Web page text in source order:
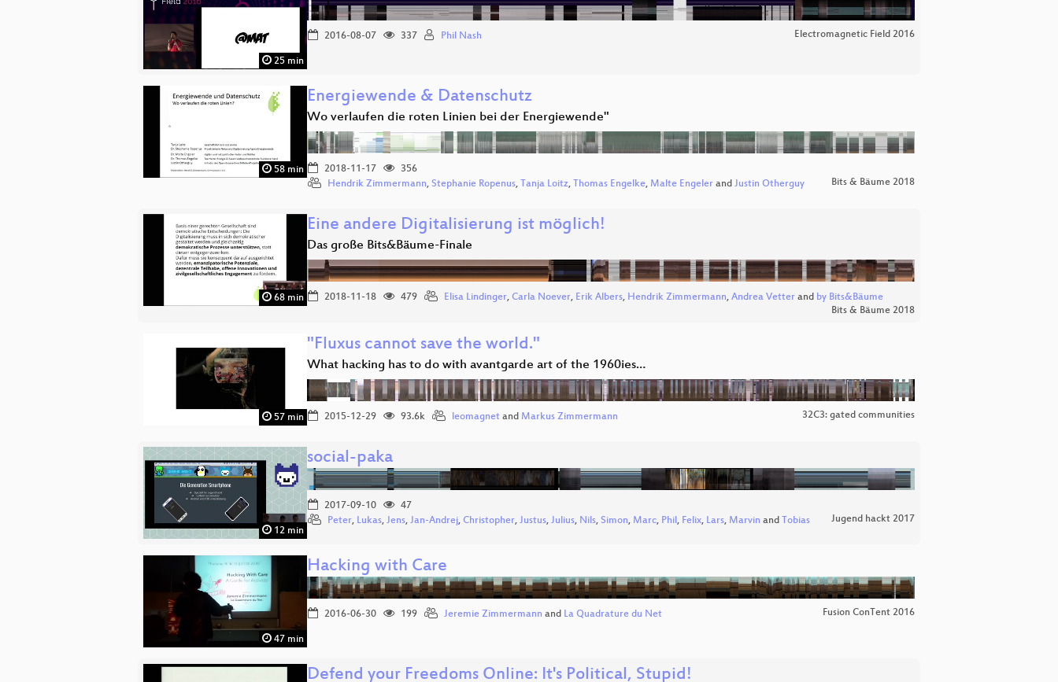
25 min
2016-08-07 337 Phil Nash Electromagnetic Field 2016
58 min
Energiewende & Datenschutz
Wo verlaufen die roten Linien bei der Energiewende"
2018-11-17
356
Hendrik Zimmermann, Stephanie Ropenus, Tanja Loitz, Thomas Engelke, Malte Engeler and Justin Otherguy Bits & Bäume 2018
68 min
Eine andere Digitalisierung ist möglich!
Das große Bits&Bäume-Finale
2018-11-18 479 Elisa Lindinger, Carla Noever, Erik Albers, Hendrik Zimmermann, Andrea Vetter and by Bits&Bäume
Bits & Bäume 2018
57 min
"Fluxus cannot save the world."
What hacking has to do with avantgarde art of the 1960ies…
2015-12-29 93.6k leomagnet and Markus Zimmermann 32C3: gated communities
12 min
social-paka
2017-09-10
47
Peter, Lukas, Jens, Jan-Andrej, Christopher, Justus, Julius, Nils, Simon, Marc, Phil, Felix, Lars, Marvin and Tobias Jugend hackt 2017
47 min
Hacking with Care
2016-06-30 199 Jeremie Zimmermann and La Quadrature du Net Fusion ConTent 2016
Defend your Freedoms Online: It's Political, Stupid!